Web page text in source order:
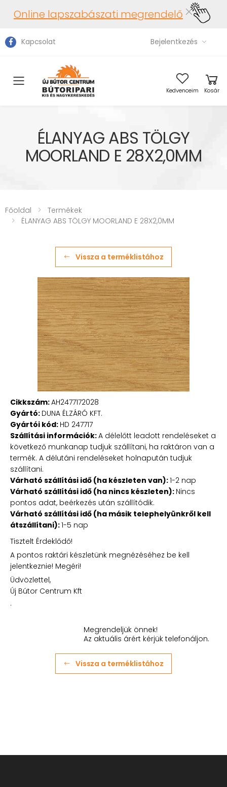
Online lapszabászati megrendelő
Kapcsolat Bejelentkezés
Toggle mobile menu Kedvenceim Kosár
ÉLANYAG ABS TÖLGY
MOORLAND E 28X2,0MM
Főoldal
Termékek
ÉLANYAG ABS TÖLGY MOORLAND E 28X2,0MM
Vissza a terméklistához
Cikkszám:AH2477172028
Gyártó: DUNA ÉLZÁRÓ KFT.
Gyártói kód: HD 247717
Szállítási információk:A délelőtt leadott rendeléseket a
következő munkanap tudjuk szállítani, ha raktáron van a
termék. A délutáni rendeléseket holnapután tudjuk
szállítani.
Várható szállítási idő (ha készleten van):1-2 nap
Várható szállítási idő (ha nincs készleten): Nincs
pontos adat, beérkezés után szállítódik.
Várható szállítási idő (ha másik telephelyünkről kell
átszállítani):1-5 nap
Tisztelt Érdeklődő!
A pontos raktári készletünk megnézéséhez be kell
jelentkeznie! Megéri!
Üdvözlettel,
Új Bútor Centrum Kft
.
Megrendeljük önnek!
Az aktuális árért kérjük telefonáljon.
Vissza a terméklistához